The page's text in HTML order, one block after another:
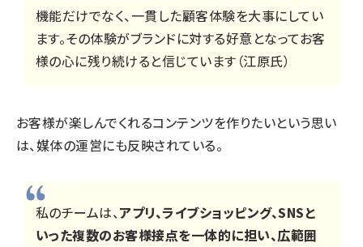
機能だけでなく、一貫した顧客体験を大事にしてい
ます。その体験がブランドに対する好意となってお客
様の心に残り続けると信じています（江原氏）
お客様が楽しんでくれるコンテンツを作りたいという思い
は、媒体の運営にも反映されている。
私のチームは、アプリ、ライブショッピング、SNSと
いった複数のお客様接点を一体的に担い、広範囲